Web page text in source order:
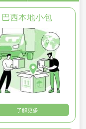
巴西本地小包
了解更多